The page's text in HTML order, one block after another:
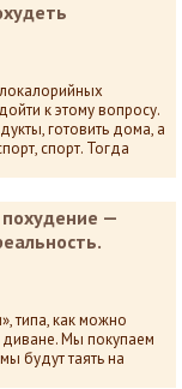
к этому вопросу.
готовить дома, а
спорт. Тогда
—
типа, как можно
диване. Мы покупаем
будут таять на